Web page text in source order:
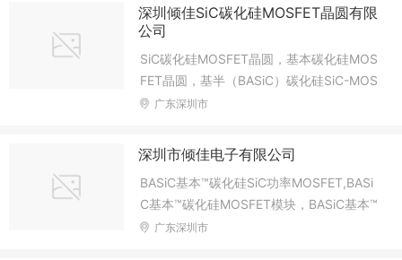
深圳倾佳SiC碳化硅MOSFET晶圆有限
公司
SiC碳化硅MOSFET晶圆，基本碳化硅MOS
FET晶圆，基半（BASiC）碳化硅SiC-MOS
FET，功率半导体国产化，新能源汽车电驱
动系统，汽车级SiC（碳化硅）功率模块，
车用碳化硅功率模块，HPD碳化硅功率模
块，DCM碳化硅功率模块，TPAK碳化硅功
率模块，碳化硅功率MOSFET国产化，SiC
碳化硅功率MOSFET国产化替代，新能源汽
广东深圳市
深圳市倾佳电子有限公司
BASiC基本™碳化硅SiC功率MOSFET,BASi
C基本™碳化硅MOSFET模块，BASiC基本™
单管IGBT，BASiC基本™IGBT模块，基本™
广东深圳市